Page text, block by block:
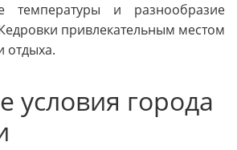
температуры и разнообразие
привлекательным местом
отдыха.
условия города